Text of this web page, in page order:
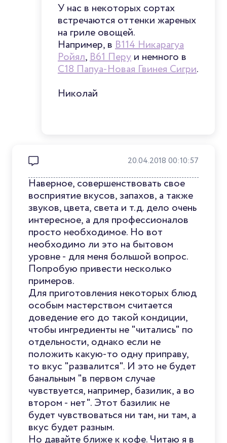
У нас в некоторых сортах
встречаются оттенки жареных
на гриле овощей.
Например, в B114 Никарагуа
Ройял,B61 Перу и немного в
C18 Папуа-Новая Гвинея Сигри.
Николай
20.04.2018 00:10:57
Наверное, совершенствовать свое
восприятие вкусов, запахов, а также
звуков, цвета, света и т.д. дело очень
интересное, а для профессионалов
просто необходимое. Но вот
необходимо ли это на бытовом
уровне - для меня большой вопрос.
Попробую привести несколько
примеров.
Для приготовления некоторых блюд
особым мастерством считается
доведение его до такой кондиции,
чтобы ингредиенты не "читались" по
отдельности, однако если не
положить какую-то одну приправу,
то вкус "развалится". И это не будет
банальным "в первом случае
чувствуется, например, базилик, а во
втором - нет". Этот базилик не
будет чувствоваться ни там, ни там, а
вкус будет разным.
Но давайте ближе к кофе. Читаю я в